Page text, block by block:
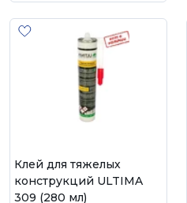
Клей для тяжелых
конструкций ULTIMA
309 (280 мл)